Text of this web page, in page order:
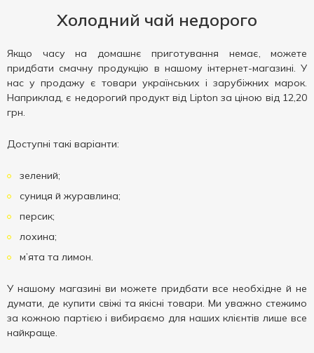
Холодний чай недорого
Якщо часу на домашнє приготування немає, можете
придбати смачну продукцію в нашому інтернет-магазині. У
нас у продажу є товари українських і зарубіжних марок.
Наприклад, є недорогий продукт від Lipton за ціною від 12,20
грн.
Доступні такі варіанти:
зелений;
суниця й журавлина;
персик;
лохина;
м’ята та лимон.
У нашому магазині ви можете придбати все необхідне й не
думати, де купити свіжі та якісні товари. Ми уважно стежимо
за кожною партією і вибираємо для наших клієнтів лише все
найкраще.